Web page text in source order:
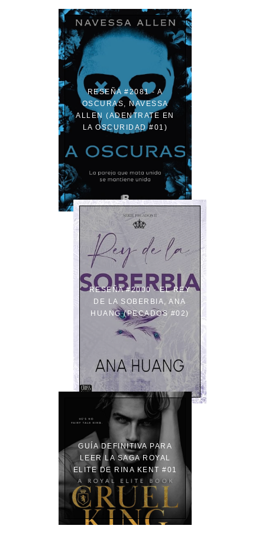
RESEÑA #2081 - A
OSCURAS, NAVESSA
ALLEN (ADENTRATE EN
LA OSCURIDAD #01)
RESEÑA #2000 - EL REY
DE LA SOBERBIA, ANA
HUANG (PECADOS #02)
GUÍA DEFINITIVA PARA
LEER LA SAGA ROYAL
ELITE DE RINA KENT #01